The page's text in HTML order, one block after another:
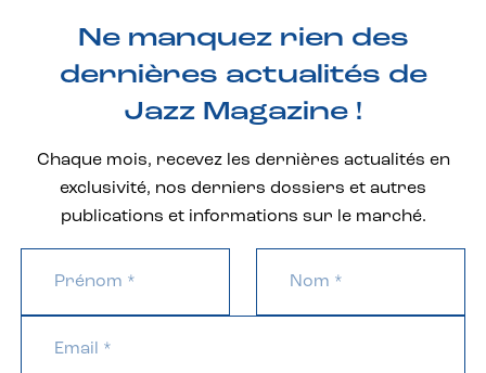
Ne manquez rien des
dernières actualités de
Jazz Magazine !
Chaque mois, recevez les dernières actualités en
exclusivité, nos derniers dossiers et autres
publications et informations sur le marché.